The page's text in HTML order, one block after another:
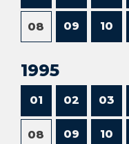
08 09 10
1995
01 02 03
08 09 10